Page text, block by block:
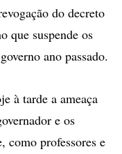
do decreto
que suspende os
ano passado.
à tarde a ameaça
e os
como professores e